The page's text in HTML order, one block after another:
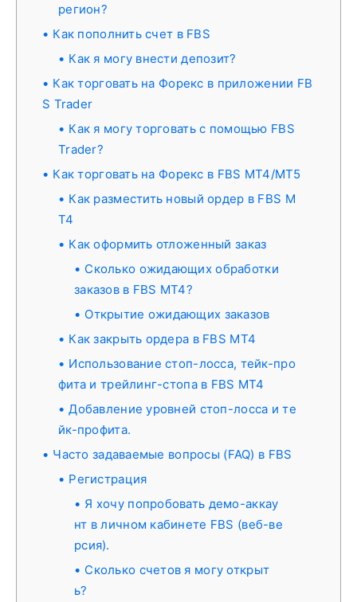
регион?
Как пополнить счет в FBS
Как я могу внести депозит?
Как торговать на Форекс в приложении FB
S Trader
Как я могу торговать с помощью FBS
Trader?
Как торговать на Форекс в FBS MT4/MT5
Как разместить новый ордер в FBS M
T4
Как оформить отложенный заказ
Сколько ожидающих обработки
заказов в FBS MT4?
Открытие ожидающих заказов
Как закрыть ордера в FBS MT4
Использование стоп-лосса, тейк-про
фита и трейлинг-стопа в FBS MT4
Добавление уровней стоп-лосса и те
йк-профита.
Часто задаваемые вопросы (FAQ) в FBS
Регистрация
Я хочу попробовать демо-аккау
нт в личном кабинете FBS (веб-ве
рсия).
Сколько счетов я могу открыт
ь?